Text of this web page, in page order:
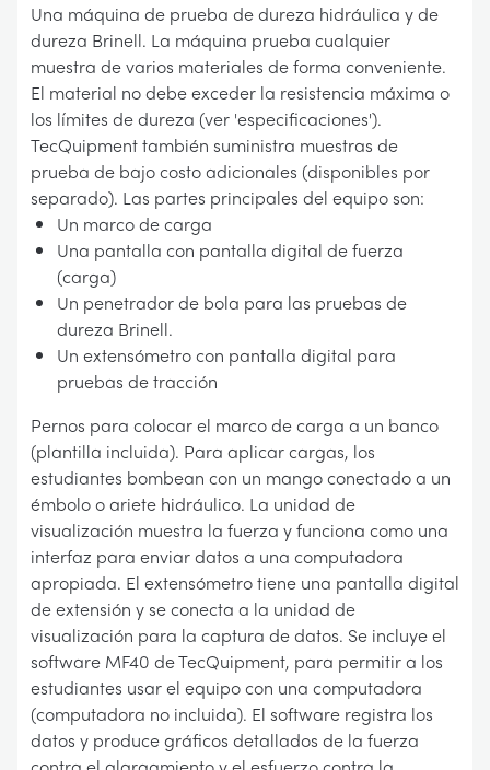
Una máquina de prueba de dureza hidráulica y de
dureza Brinell. La máquina prueba cualquier
muestra de varios materiales de forma conveniente.
El material no debe exceder la resistencia máxima o
los límites de dureza (ver 'especificaciones').
TecQuipment también suministra muestras de
prueba de bajo costo adicionales (disponibles por
separado). Las partes principales del equipo son:
Un marco de carga
Una pantalla con pantalla digital de fuerza
(carga)
Un penetrador de bola para las pruebas de
dureza Brinell.
Un extensómetro con pantalla digital para
pruebas de tracción
Pernos para colocar el marco de carga a un banco
(plantilla incluida). Para aplicar cargas, los
estudiantes bombean con un mango conectado a un
émbolo o ariete hidráulico. La unidad de
visualización muestra la fuerza y funciona como una
interfaz para enviar datos a una computadora
apropiada. El extensómetro tiene una pantalla digital
de extensión y se conecta a la unidad de
visualización para la captura de datos. Se incluye el
software MF40 de TecQuipment, para permitir a los
estudiantes usar el equipo con una computadora
(computadora no incluida). El software registra los
datos y produce gráficos detallados de la fuerza